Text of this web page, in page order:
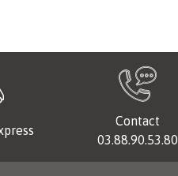
Contact
03.88.90.53.80